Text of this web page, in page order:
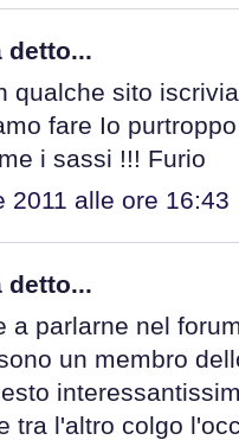
detto...
qualche sito
fare Io
i sassi !!! Furio
2011 alle ore 16:43
detto...
a parlarne nel
un membro
tra l'altro colgo